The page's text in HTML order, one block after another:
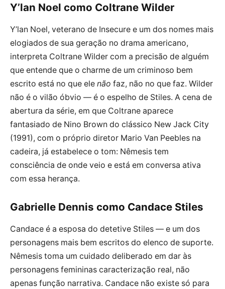
Y’lan Noel como Coltrane Wilder
Y’lan Noel, veterano de Insecure e um dos nomes mais
elogiados de sua geração no drama americano,
interpreta Coltrane Wilder com a precisão de alguém
que entende que o charme de um criminoso bem
escrito está no que ele não faz, não no que faz. Wilder
não é o vilão óbvio — é o espelho de Stiles. A cena de
abertura da série, em que Coltrane aparece
fantasiado de Nino Brown do clássico New Jack City
(1991), com o próprio diretor Mario Van Peebles na
cadeira, já estabelece o tom: Nêmesis tem
consciência de onde veio e está em conversa ativa
com essa herança.
Gabrielle Dennis como Candace Stiles
Candace é a esposa do detetive Stiles — e um dos
personagens mais bem escritos do elenco de suporte.
Nêmesis toma um cuidado deliberado em dar às
personagens femininas caracterização real, não
apenas função narrativa. Candace não existe só para